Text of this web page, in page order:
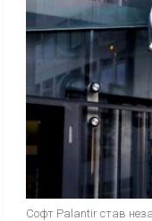
Софт Palantir став